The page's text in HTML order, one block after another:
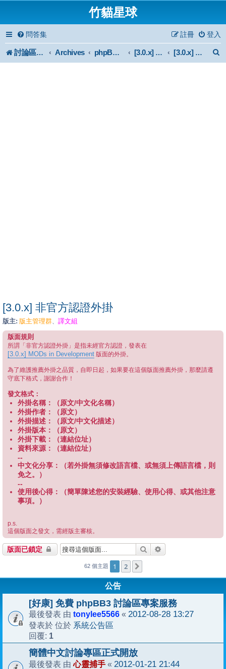
竹貓星球
問答集 登入
註冊
討論區首頁 Archives phpBB 3.0.x Forum Archive [3.0.x] Mod [3.0.x] 非官方認證外掛
[3.0.x] 非官方認證外掛
版主: 版主管理群、 譯文組
版面規則
所謂「非官方認證外掛」是指未經官方認證，發表在
[3.0.x] MODs in Development 版面的外掛。
為了維護推薦外掛之品質，自即日起，如果要在這個版面推薦外掛，那麼請遵
守底下格式，謝謝合作！
發文格式：
外掛名稱：（原文/中文化名稱）
外掛作者：（原文）
外掛描述：（原文/中文化描述）
外掛版本：（原文）
外掛下載：（連結位址）
資料來源：（連結位址）
--
中文化分享：（若外掛無須修改語言檔、或無須上傳語言檔，則
免之。）
--
使用後心得：（簡單陳述您的安裝經驗、使用心得、或其他注意
事項。）
p.s.
這個版面之發文，需經版主審核。
版面已鎖定 搜尋
62 個主題 1 2
公告
[好康] 免費 phpBB3 討論區專案服務
最後發表 由 tonylee5566 « 2012-08-28 13:27
發表於 位於 系統公告區
回覆: 1
簡體中文討論專區正式開放
最後發表 由心靈捕手 « 2012-01-21 21:44